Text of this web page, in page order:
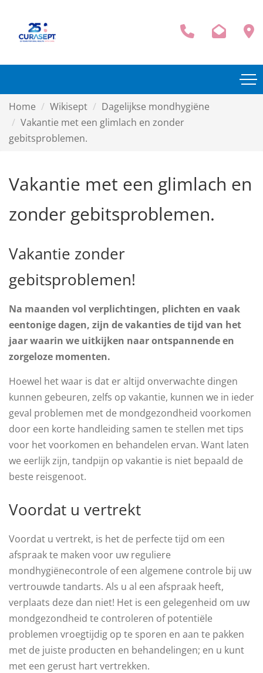
Home Wikisept
Dagelijkse mondhygiëne
Vakantie met een glimlach en zonder
gebitsproblemen.
Vakantie met een glimlach en
zonder gebitsproblemen.
Vakantie zonder
gebitsproblemen!
Na maanden vol verplichtingen, plichten en vaak
eentonige dagen, zijn de vakanties de tijd van het
jaar waarin we uitkijken naar ontspannende en
zorgeloze momenten.
Hoewel het waar is dat er altijd onverwachte dingen
kunnen gebeuren, zelfs op vakantie, kunnen we in ieder
geval problemen met de mondgezondheid voorkomen
door een korte handleiding samen te stellen met tips
voor het voorkomen en behandelen ervan. Want laten
we eerlijk zijn, tandpijn op vakantie is niet bepaald de
beste reisgenoot.
Voordat u vertrekt
Voordat u vertrekt, is het de perfecte tijd om een ​​
afspraak te maken voor uw reguliere
mondhygiënecontrole of een algemene controle bij uw
vertrouwde tandarts. Als u al een afspraak heeft,
verplaats deze dan niet! Het is een gelegenheid om uw
mondgezondheid te controleren of potentiële
problemen vroegtijdig op te sporen en aan te pakken
met de juiste producten en behandelingen; en u kunt
met een gerust hart vertrekken.